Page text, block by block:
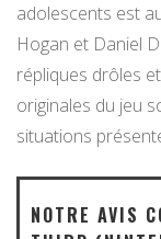
adolescents est
Hogan et Daniel
répliques drôles
originales du jeu
situations
NOTRE AVIS